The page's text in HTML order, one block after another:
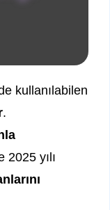
kullanılabilen
.
2025 yılı